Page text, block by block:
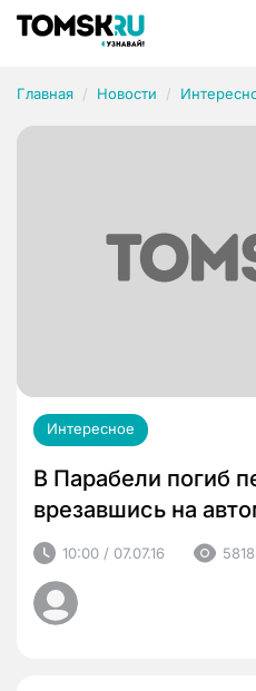
Главная Новости
Интересное
В Парабели погиб
врезавшись на
10:00 / 07.07.16 5818